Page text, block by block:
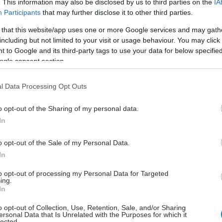
This information may also be disclosed by us to third parties on the
Participants that may further disclose it to other third parties.
that this website/app uses one or more Google services and may
but not limited to your visit or usage behaviour. You may
to Google and its third-party tags to use your data for below
consent section.
Data Processing Opt Outs
opt-out of the Sharing of my personal data.
opt-out of the Sale of my Personal Data.
opt-out of processing my Personal Data for Targeted
opt-out of Collection, Use, Retention, Sale, and/or Sharing
Data that Is Unrelated with the Purposes for which it
έχει συγκεντρώσει την προσοχή μας είναι η
του οιδήματος της ωχράς κηλίδας, πάθηση η
τη συνηθέστερη αιτία απώλειας όρασης σε
ασθενείς. Πρόκειται κατ΄ουσία για τη συλλογή
αναφοράς μέχρι πρόσφατα ήταν η εφαρμογή laser
στην ωχρά κηλίδα (‘μικροκαυτηριασμός’ των
αγγείων), θεραπεία η οποία στόχευε στη
αλλά όχι και στη βελτίωση της όρασης των
αναδεικνύουν την αποτελεσματικότητα αλλά
αυξημένης διαπερατότητας των αγγείων